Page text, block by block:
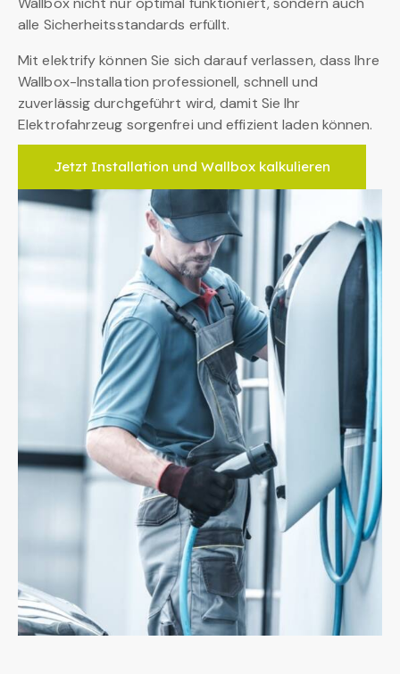
alle Sicherheitsstandards erfüllt.
Mit elektrify können Sie sich darauf verlassen, dass Ihre
Wallbox-Installation professionell, schnell und
zuverlässig durchgeführt wird, damit Sie Ihr
Elektrofahrzeug sorgenfrei und effizient laden können.
Jetzt Installation und Wallbox kalkulieren